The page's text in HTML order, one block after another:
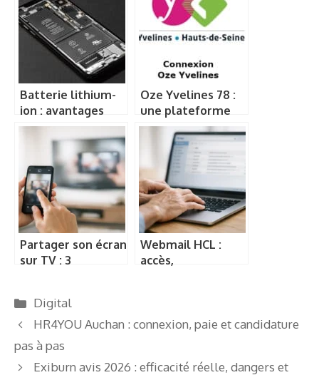
Batterie lithium-
ion : avantages
inconvénients
Oze Yvelines 78 :
une plateforme
éducative digitale
pour les collèges
du département
des Yvelines
Partager son écran
sur TV : 3
Webmail HCL :
accès,
Catégories
Digital
HR4YOU Auchan : connexion, paie et candidature
pas à pas
Exiburn avis 2026 : efficacité réelle, dangers et